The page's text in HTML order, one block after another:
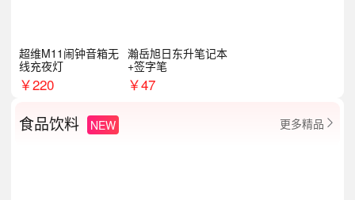
超维M11闹钟音箱无
线充夜灯
￥220
瀚岳旭日东升笔记本
+签字笔
￥47
食品饮料 NEW 更多精品 